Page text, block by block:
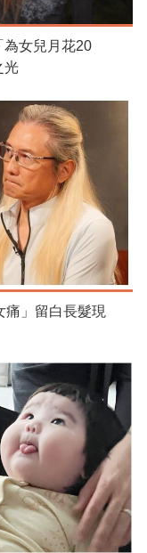
為女兒月花20
光
痛」留白長髮現